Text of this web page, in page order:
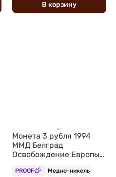
В корзину
Монета 3 рубля 1994
ММД Белград
Освобождение Европы
PROOF Медно-никель